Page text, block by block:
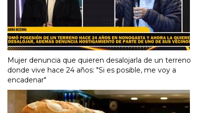
Mujer denuncia que quieren desalojarla de un terreno
donde vive hace 24 años: "Si es posible, me voy a
encadenar"